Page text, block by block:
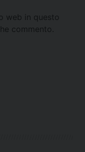
web in questo
commento.